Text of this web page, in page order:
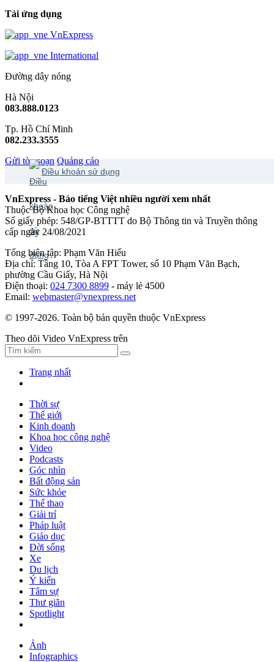
Tải ứng dụng
VnExpress
International
Đường dây nóng
Hà Nội
083.888.0123
Tp. Hồ Chí Minh
082.233.3555
Gửi tòa soạn Quảng cáo
Điều khoản sử dụng
VnExpress - Báo tiếng Việt nhiều người xem nhất
Thuộc Bộ Khoa học Công nghệ
Số giấy phép: 548/GP-BTTTT do Bộ Thông tin và Truyền thông
cấp ngày 24/08/2021
Tổng biên tập: Phạm Văn Hiếu
Địa chỉ: Tầng 10, Tòa A FPT Tower, số 10 Phạm Văn Bạch,
phường Cầu Giấy, Hà Nội
Điện thoại: 024 7300 8899 - máy lẻ 4500
Email: webmaster@vnexpress.net
© 1997-2026. Toàn bộ bản quyền thuộc VnExpress
Theo dõi Video VnExpress trên
Trang nhất
Thời sự
Thế giới
Kinh doanh
Khoa học công nghệ
Video
Podcasts
Góc nhìn
Bất động sản
Sức khỏe
Thể thao
Giải trí
Pháp luật
Giáo dục
Đời sống
Xe
Du lịch
Ý kiến
Tâm sự
Thư giãn
Spotlight
Ảnh
Infographics